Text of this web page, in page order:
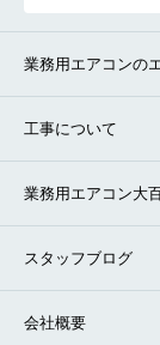
業務用エアコンの
工事について
業務用エアコン大
スタッフブログ
会社概要